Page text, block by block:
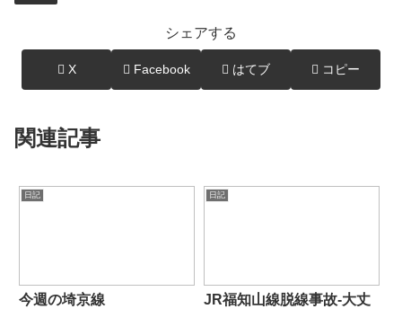
シェアする
X Facebook はてブ コピー
関連記事
日記
今週の埼京線
日記
JR福知山線脱線事故-大丈